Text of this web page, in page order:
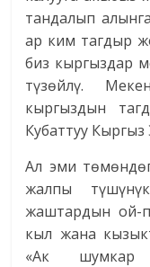
тандалып
ар ким тагдыр
биз кыргыздар
түзөйлү.
кыргыздын
Кубаттуу
Ал эми
жалпы
жаштардын ой-
кыл жана
«Ак